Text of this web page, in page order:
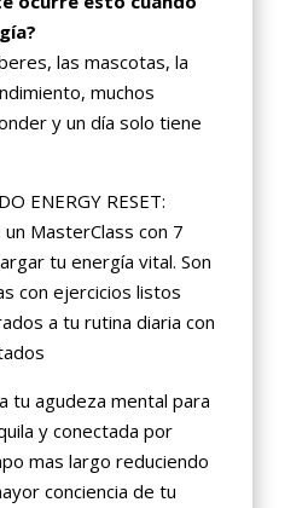
las mascotas, la
muchos
y un día solo tiene
ENERGY RESET:
un MasterClass con 7
tu energía vital. Son
con ejercicios listos
a tu rutina diaria con
tu agudeza mental para
y conectada por
mas largo reduciendo
conciencia de tu